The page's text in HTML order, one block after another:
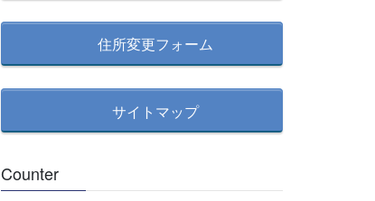
住所変更フォーム
サイトマップ
Counter